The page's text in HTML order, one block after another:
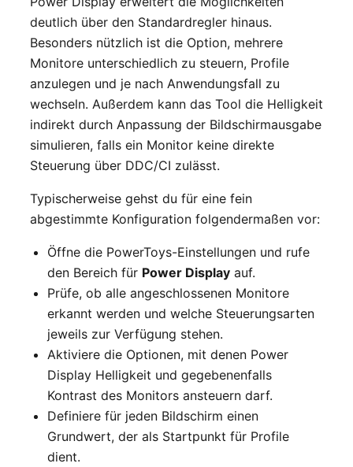
deutlich über den Standardregler hinaus.
Besonders nützlich ist die Option, mehrere
Monitore unterschiedlich zu steuern, Profile
anzulegen und je nach Anwendungsfall zu
wechseln. Außerdem kann das Tool die Helligkeit
indirekt durch Anpassung der Bildschirmausgabe
simulieren, falls ein Monitor keine direkte
Steuerung über DDC/CI zulässt.
Typischerweise gehst du für eine fein
abgestimmte Konfiguration folgendermaßen vor:
Öffne die PowerToys-Einstellungen und rufe
den Bereich für Power Display auf.
Prüfe, ob alle angeschlossenen Monitore
erkannt werden und welche Steuerungsarten
jeweils zur Verfügung stehen.
Aktiviere die Optionen, mit denen Power
Display Helligkeit und gegebenenfalls
Kontrast des Monitors ansteuern darf.
Definiere für jeden Bildschirm einen
Grundwert, der als Startpunkt für Profile
dient.